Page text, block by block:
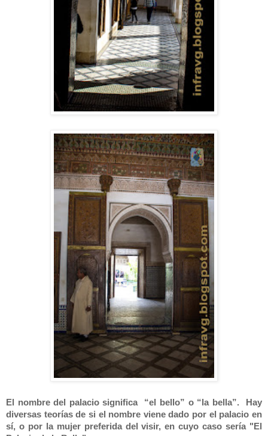
El nombre del palacio significa “el bello” o “la bella”. Hay
diversas teorías de si el nombre viene dado por el palacio en
sí, o por la mujer preferida del visir, en cuyo caso sería "El